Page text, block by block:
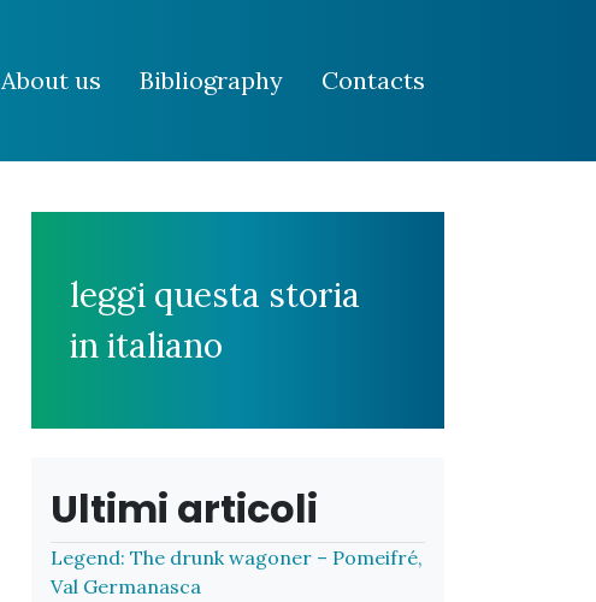
About us Bibliography Contacts
leggi questa storia
in italiano
Ultimi articoli
Legend: The drunk wagoner – Pomeifré,
Val Germanasca